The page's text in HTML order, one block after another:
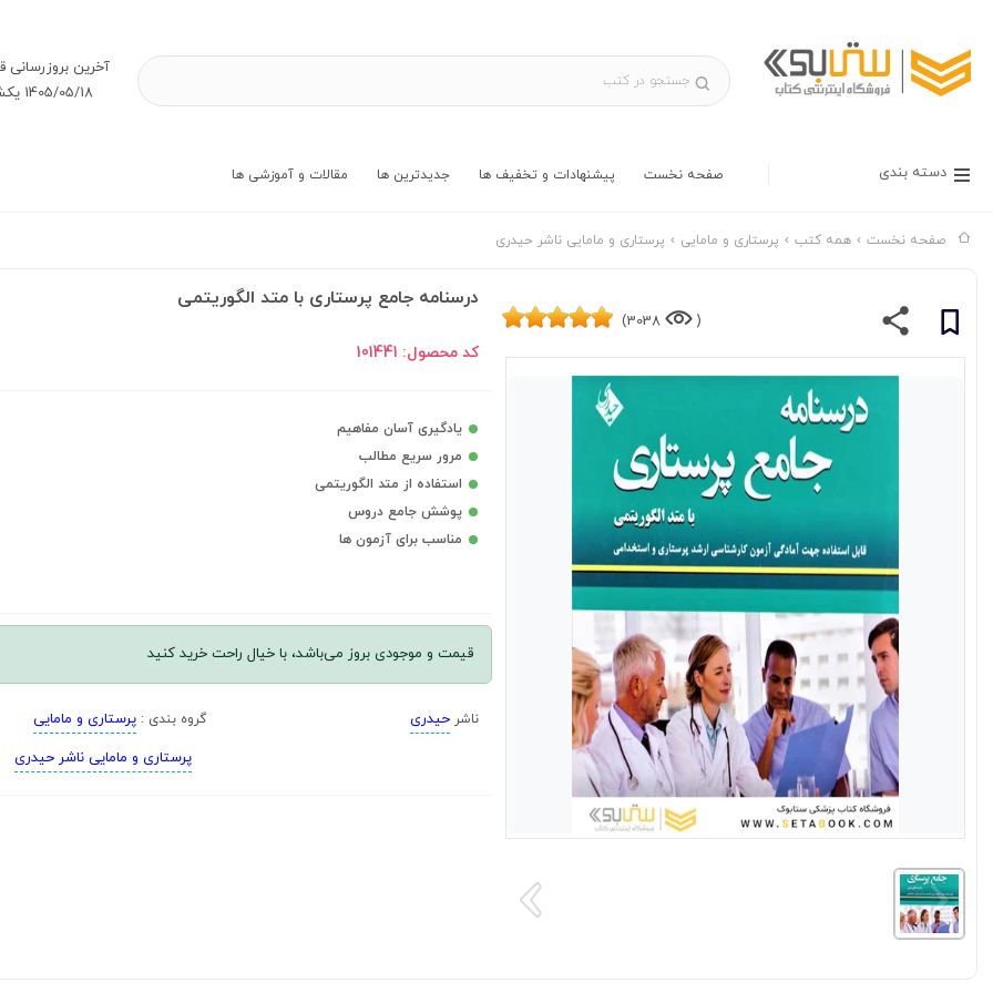
آخرین بروز‌رسانی
1405/05/18 یکشنبه
دسته بندی صفحه نخست پیشنهادات و تخفیف ها جدیدترین ها مقالات و آموزشی ها
صفحه نخست همه کتب پرستاری و مامایی پرستاری و مامایی ناشر حیدری
(
3038)
درسنامه جامع پرستاری با متد الگوریتمی
کد محصول: 101441
یادگیری آسان مفاهیم
مرور سریع مطالب
استفاده از متد الگوریتمی
پوشش جامع دروس
مناسب برای آزمون ها
قیمت و موجودی بروز می‌باشد، با خیال راحت خرید کنید
ناشرحیدری گروه بندی :پرستاری و مامایی
پرستاری و مامایی ناشر حیدری